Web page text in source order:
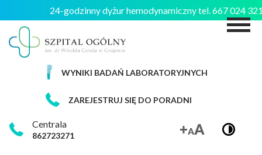
24-godzinny dyżur hemodynamiczny tel. 667 024
WYNIKI BADAŃ LABORATORYJNYCH
ZAREJESTRUJ SIĘ DO PORADNI
Centrala
862723271